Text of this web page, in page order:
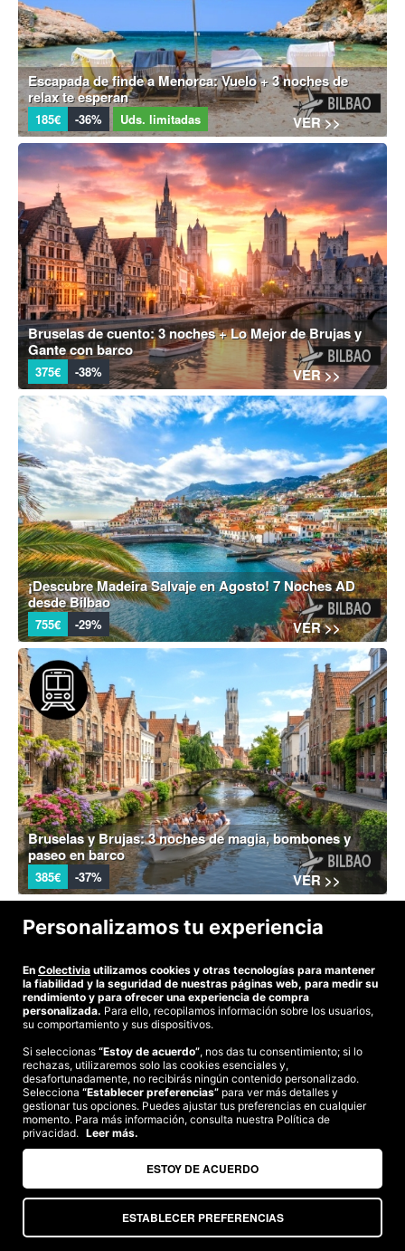
Escapada de finde a Menorca: Vuelo + 3 noches de
relax te esperan
185€ -36% Uds. limitadas VER >>
Bruselas de cuento: 3 noches + Lo Mejor de Brujas y
Gante con barco
375€ -38% VER >>
¡Descubre Madeira Salvaje en Agosto! 7 Noches AD
desde Bilbao
755€ -29% VER >>
Bruselas y Brujas: 3 noches de magia, bombones y
paseo en barco
385€ -37% VER >>
Tenerife low cost: Ofertón 5 Noches Agosto + Vuelo y
Media Pensión
585€ -27% ¡Último día!
Personalizamos tu experiencia
En Colectivia utilizamos cookies y otras tecnologías para mantener
la fiabilidad y la seguridad de nuestras páginas web, para medir su
rendimiento y para ofrecer una experiencia de compra
personalizada. Para ello, recopilamos información sobre los usuarios,
su comportamiento y sus dispositivos.
Si seleccionas “Estoy de acuerdo”, nos das tu consentimiento; si lo
rechazas, utilizaremos solo las cookies esenciales y,
desafortunadamente, no recibirás ningún contenido personalizado.
Selecciona “Establecer preferencias” para ver más detalles y
gestionar tus opciones. Puedes ajustar tus preferencias en cualquier
momento. Para más información, consulta nuestra Política de
privacidad. Leer más.
ESTABLECER PREFERENCIAS
ESTOY DE ACUERDO